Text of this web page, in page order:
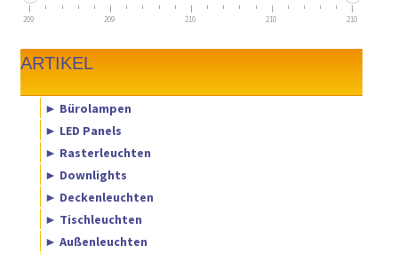
209 209 210 210 210
ARTIKEL
► Bürolampen
► LED Panels
► Rasterleuchten
► Downlights
► Deckenleuchten
► Tischleuchten
► Außenleuchten